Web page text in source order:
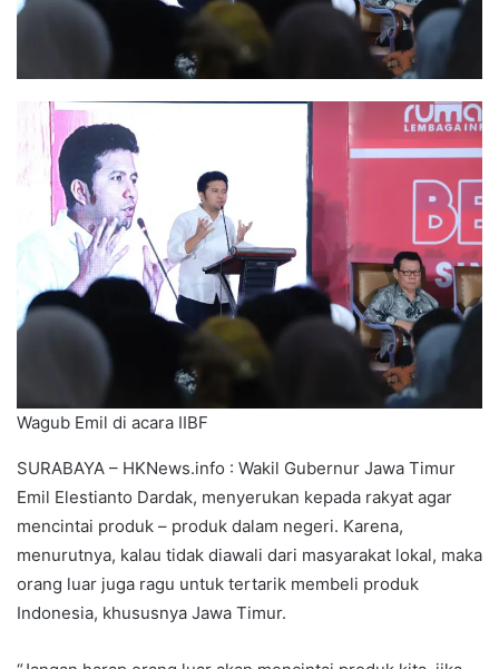
Wagub Emil di acara IIBF
SURABAYA – HKNews.info : Wakil Gubernur Jawa Timur
Emil Elestianto Dardak, menyerukan kepada rakyat agar
mencintai produk – produk dalam negeri. Karena,
menurutnya, kalau tidak diawali dari masyarakat lokal, maka
orang luar juga ragu untuk tertarik membeli produk
Indonesia, khususnya Jawa Timur.